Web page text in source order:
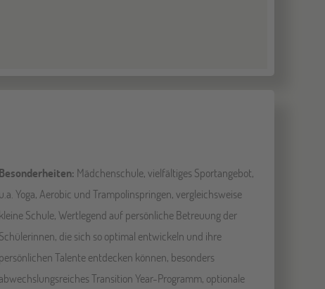
Besonderheiten: Mädchenschule, vielfältiges Sportangebot,
u.a. Yoga, Aerobic und Trampolinspringen, vergleichsweise
kleine Schule, Wertlegend auf persönliche Betreuung der
Schülerinnen, die sich so optimal entwickeln und ihre
persönlichen Talente entdecken können, besonders
abwechslungsreiches Transition Year-Programm, optionale